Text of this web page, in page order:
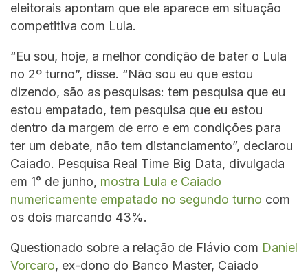
eleitorais apontam que ele aparece em situação
competitiva com Lula.
“Eu sou, hoje, a melhor condição de bater o Lula
no 2º turno”, disse. “Não sou eu que estou
dizendo, são as pesquisas: tem pesquisa que eu
estou empatado, tem pesquisa que eu estou
dentro da margem de erro e em condições para
ter um debate, não tem distanciamento”, declarou
Caiado. Pesquisa Real Time Big Data, divulgada
em 1° de junho, mostra Lula e Caiado
numericamente empatado no segundo turno com
os dois marcando 43%.
Questionado sobre a relação de Flávio com Daniel
Vorcaro, ex-dono do Banco Master, Caiado